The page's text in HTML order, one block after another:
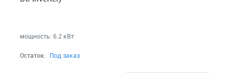
мощность: 6.2 кВт
Остаток: Под заказ